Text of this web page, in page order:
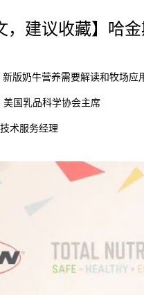
，建议收藏】哈
版奶牛营养需要解读和牧场应
国乳品科学协会主席
术服务经理